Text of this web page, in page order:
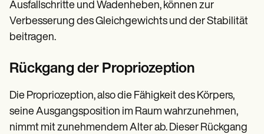
Ausfallschritte und Wadenheben, können zur
Verbesserung des Gleichgewichts und der Stabilität
beitragen.
Rückgang der Propriozeption
Die Propriozeption, also die Fähigkeit des Körpers,
seine Ausgangsposition im Raum wahrzunehmen,
nimmt mit zunehmendem Alter ab. Dieser Rückgang